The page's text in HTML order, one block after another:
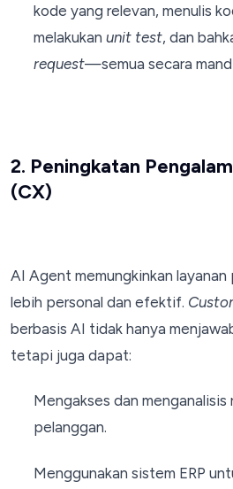
kode yang relevan, menulis
melakukan unit test, dan
request—semua secara
2. Peningkatan
(CX)
AI Agent memungkinkan layanan
lebih personal dan efektif.
berbasis AI tidak hanya
tetapi juga dapat:
Mengakses dan
pelanggan.
Menggunakan sistem ERP